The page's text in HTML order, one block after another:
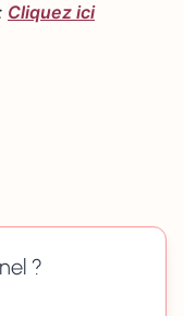
Cliquez ici
?